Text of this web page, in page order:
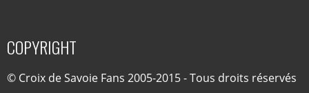
COPYRIGHT
© Croix de Savoie Fans 2005-2015 - Tous droits réservés